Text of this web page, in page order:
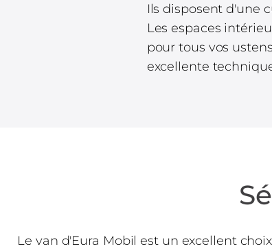
Ils disposent d'une
Les espaces
pour tous vos
excellente
Le van d'Eura Mobil est un excellent